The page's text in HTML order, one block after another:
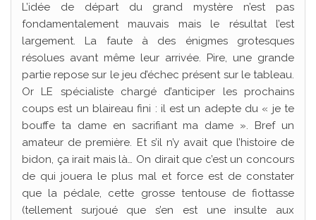
L’idée de départ du grand mystère n’est pas
fondamentalement mauvais mais le résultat l’est
largement. La faute à des énigmes grotesques
résolues avant même leur arrivée. Pire, une grande
partie repose sur le jeu d’échec présent sur le tableau.
Or LE spécialiste chargé d’anticiper les prochains
coups est un blaireau fini : il est un adepte du « je te
bouffe ta dame en sacrifiant ma dame ». Bref un
amateur de première. Et s’il n’y avait que l’histoire de
bidon, ça irait mais là… On dirait que c’est un concours
de qui jouera le plus mal et force est de constater
que la pédale, cette grosse tentouse de fiottasse
(tellement surjoué que s’en est une insulte aux